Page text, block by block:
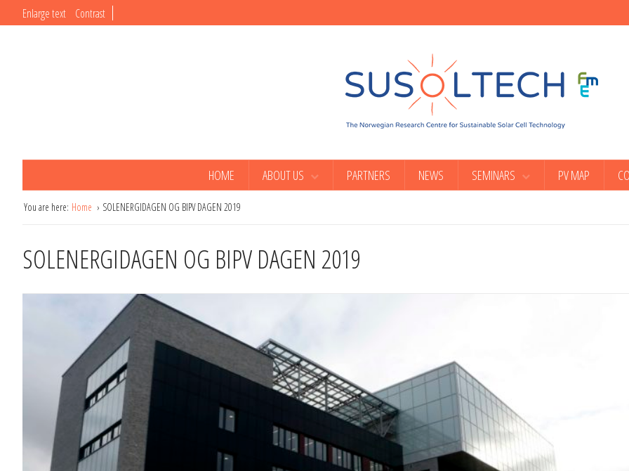
Enlarge text Contrast
HOME ABOUT US PARTNERS NEWS SEMINARS PV MAP
You are here: Home SOLENERGIDAGEN OG BIPV DAGEN 2019
SOLENERGIDAGEN OG BIPV DAGEN 2019